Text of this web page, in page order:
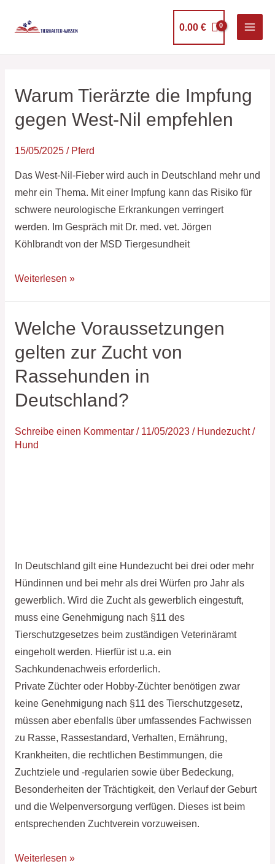
Inhalt
0.00€
Warum Tierärzte die Impfung
gegen West-Nil empfehlen
15/05/2025 / Pferd
Das West-Nil-Fieber wird auch in Deutschland mehr und
mehr ein Thema. Mit einer Impfung kann das Risiko für
schwere neurologische Erkrankungen verringert
werden. Im Gespräch mit Dr. med. vet. Jörgen
Köhlbrandt von der MSD Tiergesundheit
Warum
die
West-
Nil
empfehlen
Weiterlesen »
Welche Voraussetzungen
gelten zur Zucht von
Rassehunden in
Deutschland?
Schreibe einen Kommentar / 11/05/2023 / Hundezucht/
Hund
In Deutschland gilt eine Hundezucht bei drei oder mehr
Hündinnen und bei mehr als drei Würfen pro Jahr als
gewerblich. Wird die Zucht als gewerblich eingestuft,
muss eine Genehmigung nach §11 des
Tierschutzgesetzes beim zuständigen Veterinäramt
eingeholt werden. Hierfür ist u.a. ein
Sachkundenachweis erforderlich.
Private Züchter oder Hobby-Züchter benötigen zwar
keine Genehmigung nach §11 des Tierschutzgesetz,
müssen aber ebenfalls über umfassendes Fachwissen
zu Rasse, Rassestandard, Verhalten, Ernährung,
Krankheiten, die rechtlichen Bestimmungen, die
Zuchtziele und -regularien sowie über Bedeckung,
Besonderheiten der Trächtigkeit, den Verlauf der Geburt
und die Welpenversorgung verfügen. Dieses ist beim
entsprechenden Zuchtverein vorzuweisen.
Welche
gelten
zur
Zucht
von
Rassehunden
in
Weiterlesen »